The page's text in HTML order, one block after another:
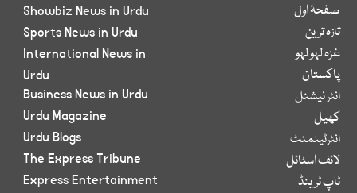
صفحۂ اول
تازہ ترین
غزہ لہو لہو
پاکستان
انٹر نیشنل
کھیل
انٹرٹینمنٹ
لائف اسٹائل
ٹاپ ٹرینڈ
Showbiz News in Urdu
Sports News in Urdu
International News in
Urdu
Business News in Urdu
Urdu Magazine
Urdu Blogs
The Express Tribune
Express Entertainment